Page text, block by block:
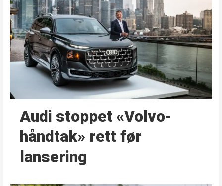
Audi stoppet «Volvo-
håndtak» rett før
lansering